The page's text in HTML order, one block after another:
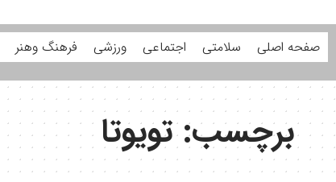
صفحه اصلی سلامتی اجتماعی ورزشی فرهنگ وهنر
برچسب:تویوتا